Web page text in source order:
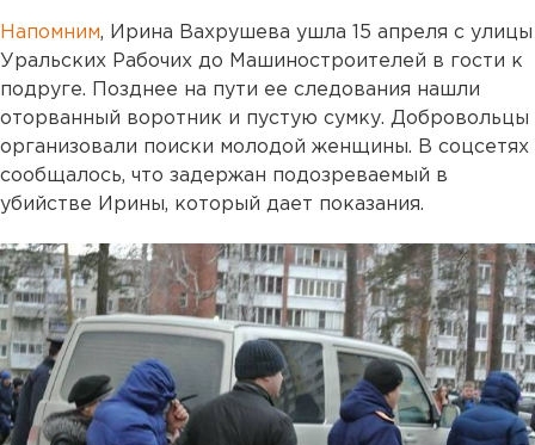
Напомним, Ирина Вахрушева ушла 15 апреля с улицы
Уральских Рабочих до Машиностроителей в гости к
подруге. Позднее на пути ее следования нашли
оторванный воротник и пустую сумку. Добровольцы
организовали поиски молодой женщины. В соцсетях
сообщалось, что задержан подозреваемый в
убийстве Ирины, который дает показания.